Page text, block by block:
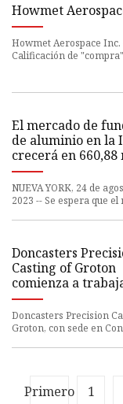
Howmet
Howmet Aerospace Inc.
Calificación de
El mercado de
de aluminio en la
crecerá en 660,88
toneladas de 2021
NUEVA YORK, 24 de
2023 -- Se espera que el
Doncasters
Casting of Groton
comienza a
una extensión de 10
millones de
Doncasters Precision
Groton, con sede en
Primero 1